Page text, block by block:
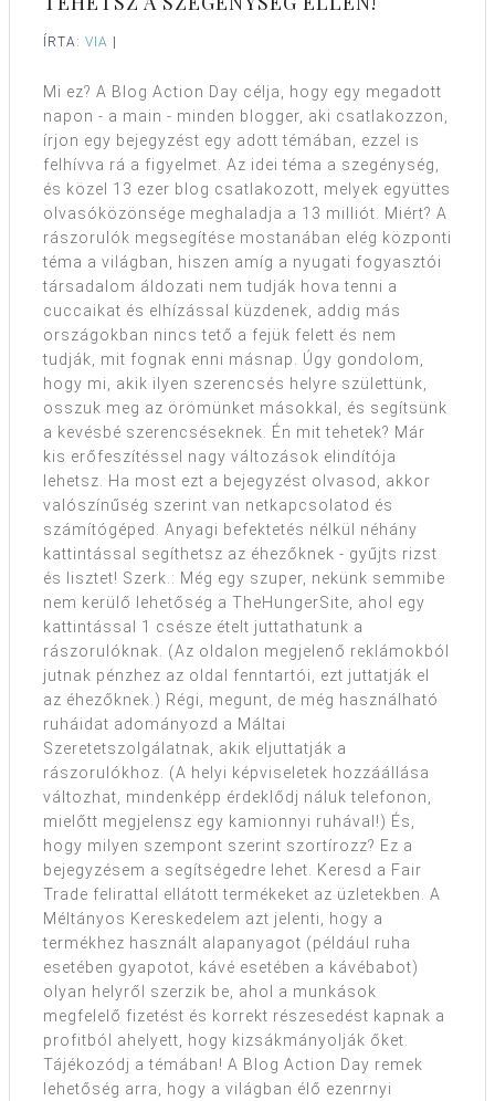
ÍRTA: VIA |
Mi ez? A Blog Action Day célja, hogy egy megadott
napon - a main - minden blogger, aki csatlakozzon,
írjon egy bejegyzést egy adott témában, ezzel is
felhívva rá a figyelmet. Az idei téma a szegénység,
és közel 13 ezer blog csatlakozott, melyek együttes
olvasóközönsége meghaladja a 13 milliót. Miért? A
rászorulók megsegítése mostanában elég központi
téma a világban, hiszen amíg a nyugati fogyasztói
társadalom áldozati nem tudják hova tenni a
cuccaikat és elhízással küzdenek, addig más
országokban nincs tető a fejük felett és nem
tudják, mit fognak enni másnap. Úgy gondolom,
hogy mi, akik ilyen szerencsés helyre születtünk,
osszuk meg az örömünket másokkal, és segítsünk
a kevésbé szerencséseknek. Én mit tehetek? Már
kis erőfeszítéssel nagy változások elindítója
lehetsz. Ha most ezt a bejegyzést olvasod, akkor
valószínűség szerint van netkapcsolatod és
számítógéped. Anyagi befektetés nélkül néhány
kattintással segíthetsz az éhezőknek - gyűjts rizst
és lisztet! Szerk.: Még egy szuper, nekünk semmibe
nem kerülő lehetőség a TheHungerSite, ahol egy
kattintással 1 csésze ételt juttathatunk a
rászorulóknak. (Az oldalon megjelenő reklámokból
jutnak pénzhez az oldal fenntartói, ezt juttatják el
az éhezőknek.) Régi, megunt, de még használható
ruháidat adományozd a Máltai
Szeretetszolgálatnak, akik eljuttatják a
rászorulókhoz. (A helyi képviseletek hozzáállása
változhat, mindenképp érdeklődj náluk telefonon,
mielőtt megjelensz egy kamionnyi ruhával!) És,
hogy milyen szempont szerint szortírozz? Ez a
bejegyzésem a segítségedre lehet. Keresd a Fair
Trade felirattal ellátott termékeket az üzletekben. A
Méltányos Kereskedelem azt jelenti, hogy a
termékhez használt alapanyagot (például ruha
esetében gyapotot, kávé esetében a kávébabot)
olyan helyről szerzik be, ahol a munkások
megfelelő fizetést és korrekt részesedést kapnak a
profitból ahelyett, hogy kizsákmányolják őket.
Tájékozódj a témában! A Blog Action Day remek
lehetőség arra, hogy a világban élő ezenrnyi